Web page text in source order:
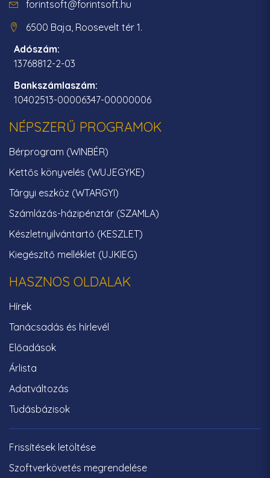
forintsoft@forintsoft.hu
6500 Baja, Roosevelt tér 1.
Adószám:
13768812-2-03
Bankszámlaszám:
10402513-00006347-00000006
NÉPSZERŰ PROGRAMOK
Bérprogram (WINBÉR)
Kettős könyvelés (WUJEGYKE)
Tárgyi eszköz (WTARGYI)
Számlázás-házipénztár (SZAMLA)
Készletnyilvántartó (KESZLET)
Kiegészítő melléklet (UJKIEG)
HASZNOS OLDALAK
Hírek
Tanácsadás és hírlevél
Előadások
Árlista
Adatváltozás
Tudásbázisok
Frissítések letöltése
Szoftverkövetés megrendelése